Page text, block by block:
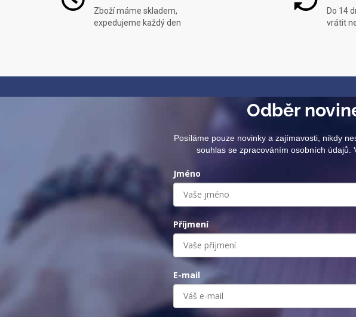
Zboží máme skladem,
expedujeme každý den
Do 14
vrátit
Odběr
Posíláme pouze novinky a zajímavosti, nikdy
souhlas se zpracováním osobních
Jméno
Příjmení
E-mail